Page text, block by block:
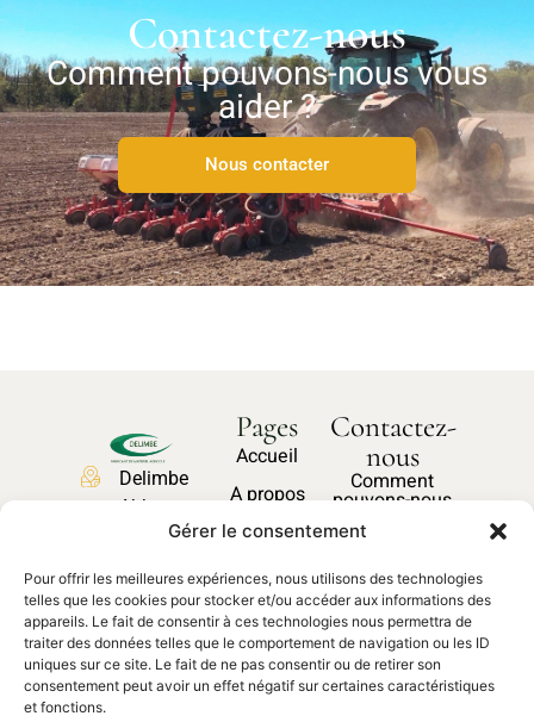
Gérer le consentement
Pour offrir les meilleures expériences, nous utilisons des technologies
telles que les cookies pour stocker et/ou accéder aux informations des
appareils. Le fait de consentir à ces technologies nous permettra de
traiter des données telles que le comportement de navigation ou les ID
uniques sur ce site. Le fait de ne pas consentir ou de retirer son
consentement peut avoir un effet négatif sur certaines caractéristiques
et fonctions.
Contactez-nous
Comment pouvons-nous vous
aider ?
Nous contacter
Delimbe
Abbaye
27340,
Pont de
l'Arche
02 35 23
Pages
Accueil
A propos
Nos produits
Pièces
détachées
Contactez-
nous
Comment
pouvons-nous
vous aider ?
Nous
contacter